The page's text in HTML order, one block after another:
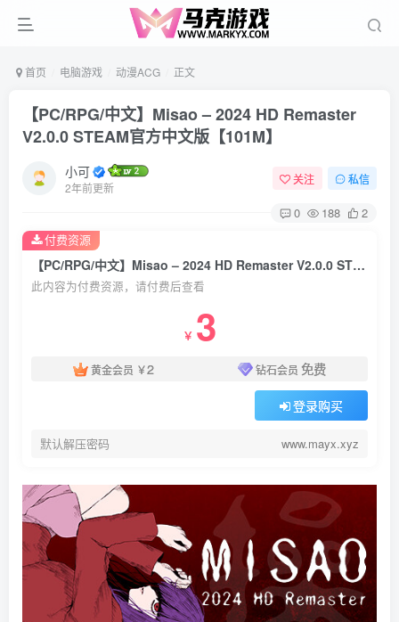
首页 电脑游戏 动漫ACG 正文
【PC/RPG/中文】Misao – 2024 HD Remaster
V2.0.0 STEAM官方中文版【101M】
小可
2年前更新
关注 私信
0 188 2
【PC/RPG/中文】Misao – 2024 HD Remaster V2.0.0 STEAM官方中文版【101M】
此内容为付费资源，请付费后查看
￥ 3
黄金会员 ￥2 钻石会员 免费
登录购买
默认解压密码 www.mayx.xyz
付费资源